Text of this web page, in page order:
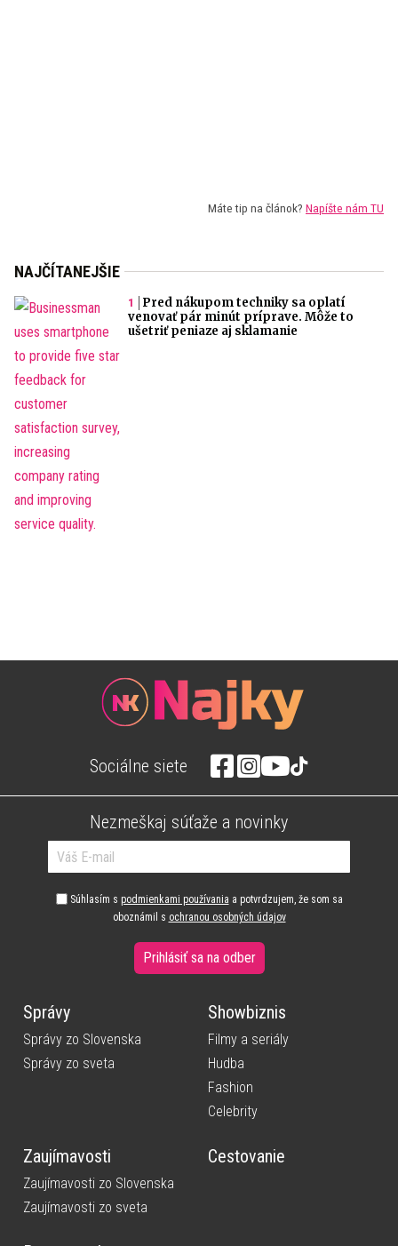
Máte tip na článok? Napíšte nám TU
NAJČÍTANEJŠIE
Pred nákupom techniky sa oplatí
venovať pár minút príprave. Môže to
ušetriť peniaze aj sklamanie
Sociálne siete
Nezmeškaj súťaže a novinky
Súhlasím s podmienkami používania a potvrdzujem, že som sa
oboznámil s ochranou osobných údajov
Prihlásiť sa na odber
Správy
Správy zo Slovenska
Správy zo sveta
Showbiznis
Filmy a seriály
Hudba
Fashion
Celebrity
Zaujímavosti
Zaujímavosti zo Slovenska
Zaujímavosti zo sveta
Cestovanie